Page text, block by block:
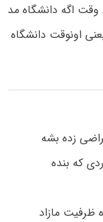
وقت اگه دانشگاه مد
اونوقت دانشگاه
زده بشه
که بنده
ظرفیت مازاد